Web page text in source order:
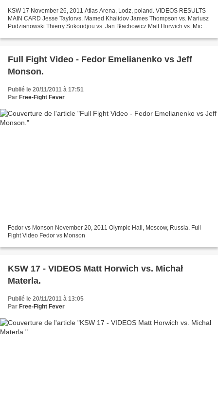
KSW 17 November 26, 2011 Atlas Arena, Lodz, poland. VIDEOS RESULTS
MAIN CARD Jesse Taylorvs. Mamed Khalidov James Thompson vs. Mariusz
Pudzianowski Thierry Sokoudjou vs. Jan Błachowicz Matt Horwich vs. Michał
Full Fight Video - Fedor Emelianenko vs Jeff
Monson.
Publié le 20/11/2011 à 17:51
Par Free-Fight Fever
Fedor vs Monson November 20, 2011 Olympic Hall, Moscow, Russia. Full
Fight Video Fedor vs Monson
KSW 17 - VIDEOS Matt Horwich vs. Michał
Materla.
Publié le 20/11/2011 à 13:05
Par Free-Fight Fever